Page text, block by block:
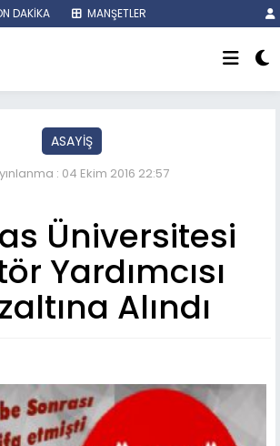
DAKİKA MANŞETLER
ASAYİŞ
: 04 Ekim 2016 22:57
Üniversitesi
Yardımcısı
Alındı